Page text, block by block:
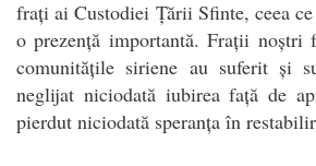
frați ai Custodiei Țării Sfinte, ceea
o prezență importantă. Frații noștri
comunitățile siriene au suferit și
neglijat niciodată iubirea față de
pierdut niciodată speranța în